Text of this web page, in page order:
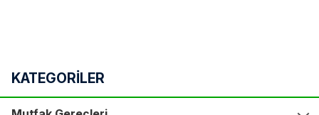
KATEGORİLER